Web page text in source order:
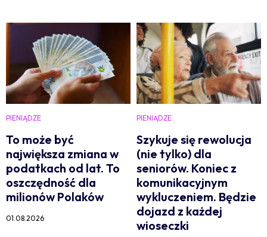
PIENIĄDZE
To może być
największa zmiana w
podatkach od lat. To
oszczędność dla
milionów Polaków
01.08.2026
PIENIĄDZE
Szykuje się rewolucja
(nie tylko) dla
seniorów. Koniec z
komunikacyjnym
wykluczeniem. Będzie
dojazd z każdej
wioseczki